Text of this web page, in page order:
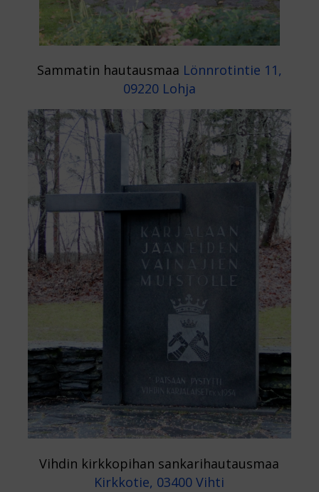
Sammatin hautausmaa Lönnrotintie 11,
09220 Lohja
Vihdin kirkkopihan sankarihautausmaa
Kirkkotie, 03400 Vihti